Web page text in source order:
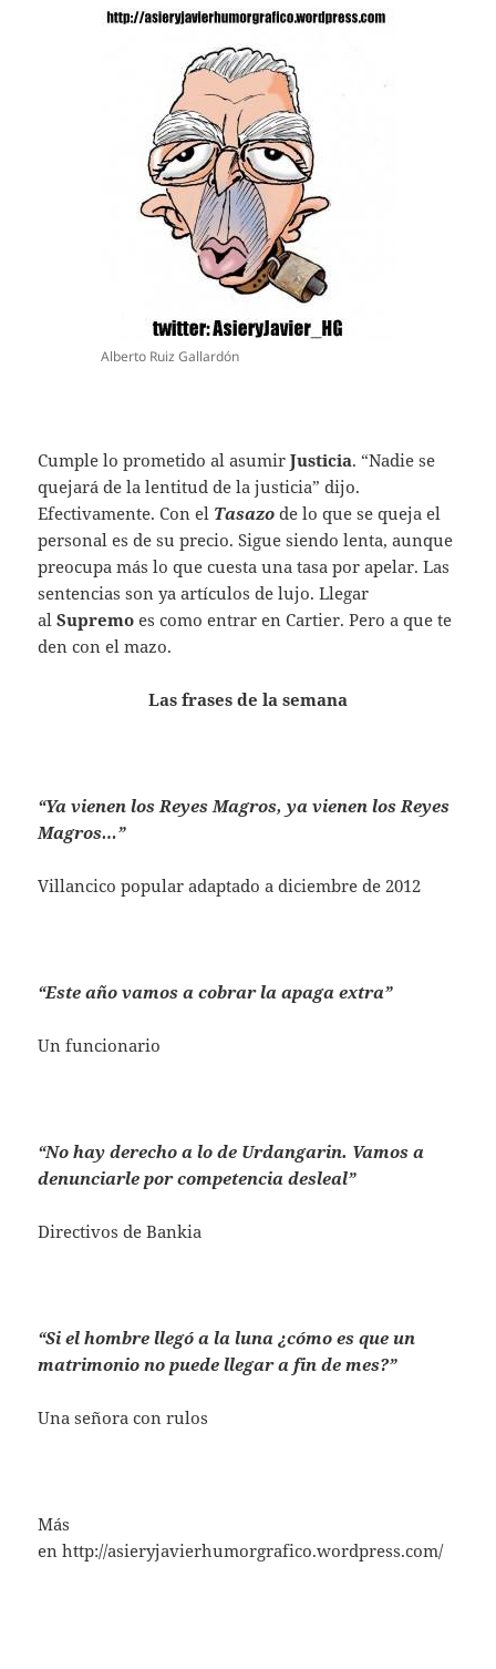
Alberto Ruiz Gallardón
Cumple lo prometido al asumirJusticia. “Nadie se
quejará de la lentitud de la justicia” dijo.
Efectivamente. Con el Tasazo de lo que se queja el
personal es de su precio. Sigue siendo lenta, aunque
preocupa más lo que cuesta una tasa por apelar. Las
sentencias son ya artículos de lujo. Llegar
alSupremo es como entrar en Cartier. Pero a que te
den con el mazo.
Las frases de la semana
“Ya vienen los Reyes Magros, ya vienen los Reyes
Magros…”
Villancico popular adaptado a diciembre de 2012
“Este año vamos a cobrar la apaga extra”
Un funcionario
“No hay derecho a lo de Urdangarin. Vamos a
denunciarle por competencia desleal”
Directivos de Bankia
“Si el hombre llegó a la luna ¿cómo es que un
matrimonio no puede llegar a fin de mes?”
Una señora con rulos
Más
en http://asieryjavierhumorgrafico.wordpress.com/